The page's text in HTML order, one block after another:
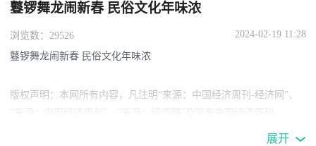
鼟锣舞龙闹新春 民俗文化年味浓
浏览数：29526 2024-02-19 11:28
鼟锣舞龙闹新春 民俗文化年味浓
版权声明：本网所有内容，凡注明“来源：中国经济周刊-经济网”、
展开